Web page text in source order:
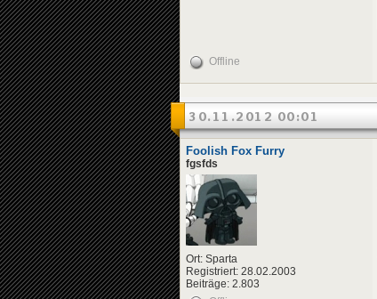
Offline
30.11.2012 00:01
Foolish Fox Furry
fgsfds
Ort: Sparta
Registriert: 28.02.2003
Beiträge: 2.803